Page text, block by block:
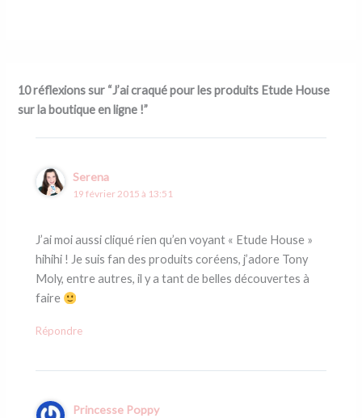
10 réflexions sur “J’ai craqué pour les produits Etude House
sur la boutique en ligne !”
Serena
19 février 2015 à 13:51
J’ai moi aussi cliqué rien qu’en voyant « Etude House »
hihihi ! Je suis fan des produits coréens, j’adore Tony
Moly, entre autres, il y a tant de belles découvertes à
faire
Répondre
Princesse Poppy